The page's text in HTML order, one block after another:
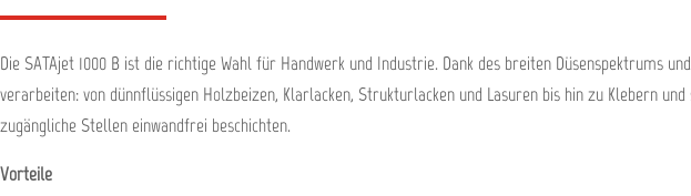
Die SATAjet 1000 B ist die richtige Wahl für Handwerk und Industrie. Dank des breiten Düsenspektrums
verarbeiten: von dünnflüssigen Holzbeizen, Klarlacken, Strukturlacken und Lasuren bis hin zu Klebern
zugängliche Stellen einwandfrei beschichten.
Vorteile